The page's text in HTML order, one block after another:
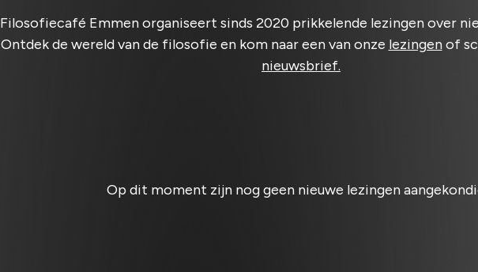
Filosofiecafé Emmen organiseert sinds 2020 prikkelende lezingen over
Ontdek de wereld van de filosofie en kom naar een van onze lezingenof
nieuwsbrief.
Op dit moment zijn nog geen nieuwe lezingen